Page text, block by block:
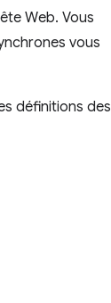
Web. Vous
vous
définitions des